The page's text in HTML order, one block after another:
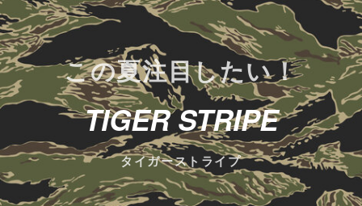
この夏注目したい！
TIGER STRIPE
タイガーストライプ